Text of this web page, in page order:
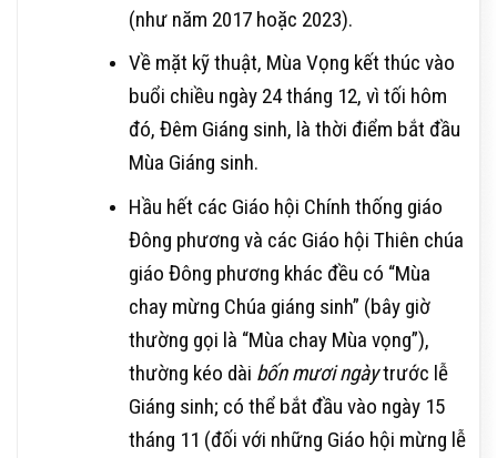
(như năm 2017 hoặc 2023).
Về mặt kỹ thuật, Mùa Vọng kết thúc vào
buổi chiều ngày 24 tháng 12, vì tối hôm
đó, Đêm Giáng sinh, là thời điểm bắt đầu
Mùa Giáng sinh.
Hầu hết các Giáo hội Chính thống giáo
Đông phương và các Giáo hội Thiên chúa
giáo Đông phương khác đều có “Mùa
chay mừng Chúa giáng sinh” (bây giờ
thường gọi là “Mùa chay Mùa vọng”),
thường kéo dài bốn mươi ngàytrước lễ
Giáng sinh; có thể bắt đầu vào ngày 15
tháng 11 (đối với những Giáo hội mừng lễ